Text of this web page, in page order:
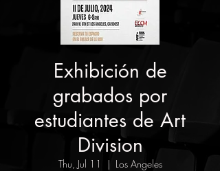
Exhibición de
grabados por
estudiantes de Art
Division
Thu, Jul 11
  |
Los Angeles